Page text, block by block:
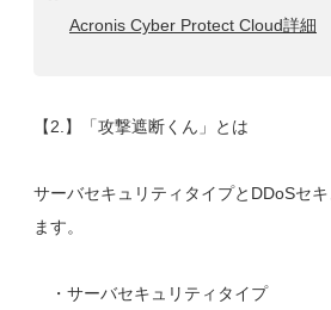
Acronis Cyber Protect Cloud詳細
【2.】「攻撃遮断くん」とは
サーバセキュリティタイプとDDoSセ
ます。
・サーバセキュリティタイプ